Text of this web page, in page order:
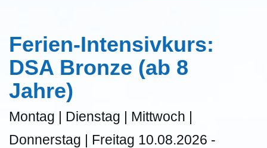
Ferien-Intensivkurs:
DSA Bronze (ab 8
Jahre)
Montag | Dienstag | Mittwoch |
Donnerstag | Freitag 10.08.2026 -